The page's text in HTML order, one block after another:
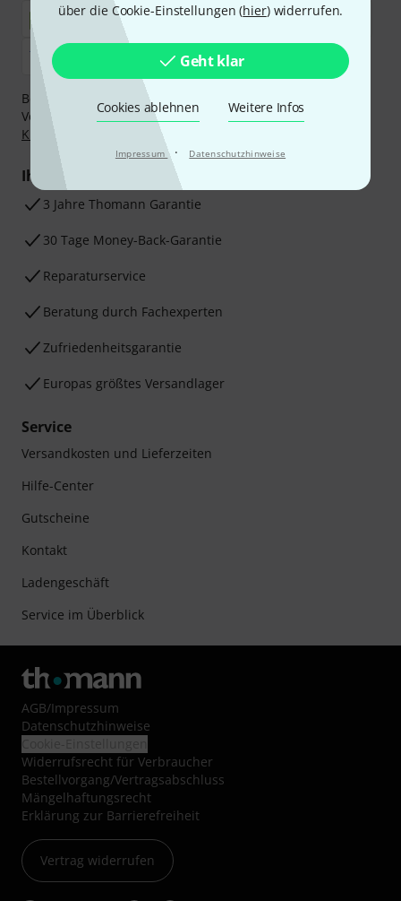
über die Cookie-Einstellungen (hier) widerrufen.
Geht klar
Cookies ablehnen Weitere Infos
Impressum · Datenschutzhinweise
Bezahlen Sie vertraulich und sicher per Nachnahme,
Vorkasse, PayPal, Amazon Pay,
Klarna Sofort bezahlen
Klarna Ratenzahlung
oder Kreditkarte.
Ihre Vorteile
3 Jahre Thomann Garantie
30 Tage Money-Back-Garantie
Reparaturservice
Beratung durch Fachexperten
Zufriedenheitsgarantie
Europas größtes Versandlager
Service
Versandkosten und Lieferzeiten
Hilfe-Center
Gutscheine
Kontakt
Ladengeschäft
Service im Überblick
AGB/Impressum
Datenschutzhinweise
Widerrufsrecht für Verbraucher
Bestellvorgang/Vertragsabschluss
Mängelhaftungsrecht
Erklärung zur Barrierefreiheit
Vertrag widerrufen